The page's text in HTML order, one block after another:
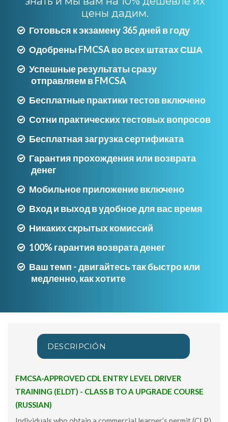
цены дадим.
Готовься к экзамену 365 дней в году
Одобрены FMCSA во всех штатах США
Успешные результаты сразу
отправляем в FMCSA
Бесплатные практики тестов включено
Сотни практических тестовых вопросов
Бесплатная загрузка сертификата
Гарантия прохождения или возврата
денег
Мобильное приложение включено
Вход и выход в удобное для вас время
Никаких скрытых комиссий
100% гарантия возврата денег
Ваш темп - двигайтесь так быстро или
медленно, как хотите
DESCRIPCIÓN
FMCSA-APPROVED CDL ENTRY LEVEL DRIVER
TRAINING (ELDT) - CLASS B TO A UPGRADE COURSE
(RUSSIAN)